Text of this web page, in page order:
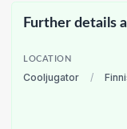
Further details
LOCATION
Cooljugator /